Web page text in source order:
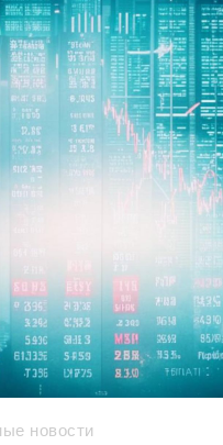
редакции:
редакционная
новости